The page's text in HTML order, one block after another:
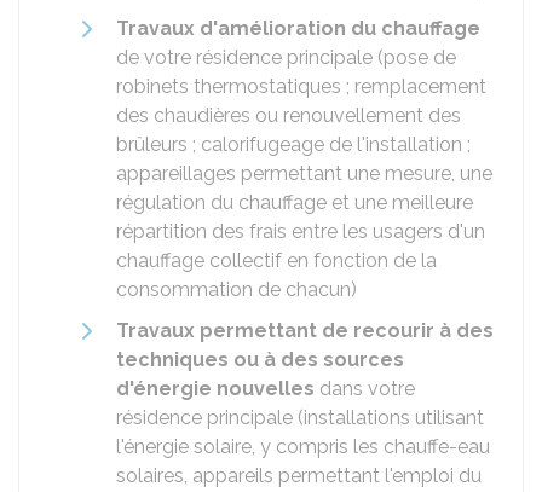
Travaux d'amélioration du chauffage
de votre résidence principale (pose de
robinets thermostatiques ; remplacement
des chaudières ou renouvellement des
brûleurs ; calorifugeage de l'installation ;
appareillages permettant une mesure, une
régulation du chauffage et une meilleure
répartition des frais entre les usagers d'un
chauffage collectif en fonction de la
consommation de chacun)
Travaux permettant de recourir à des
techniques ou à des sources
d'énergie nouvelles dans votre
résidence principale (installations utilisant
l'énergie solaire, y compris les chauffe-eau
solaires, appareils permettant l'emploi du